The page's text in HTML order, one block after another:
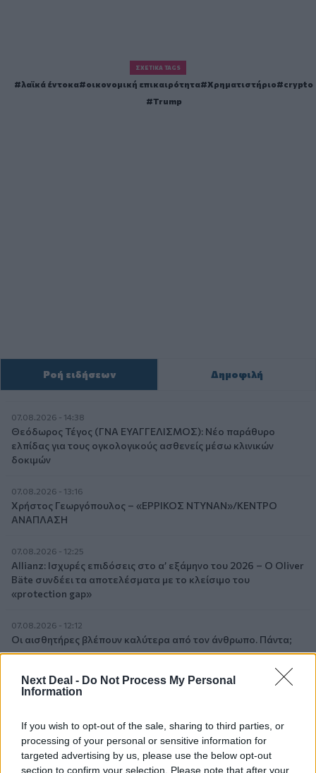
Next Deal - Do Not Process My Personal
Information
If you wish to opt-out of the sale, sharing to third parties, or
processing of your personal or sensitive information for
targeted advertising by us, please use the below opt-out
section to confirm your selection. Please note that after your
ΣΧΕΤΙΚΆ TAGS
λαϊκά έντοκα οικονομική επικαιρότητα Χρηματιστήριο
crypto
Trump
Ροή ειδήσεων Δημοφιλή
07.08.2026 - 14:38
Θεόδωρος Τέγος (ΓΝΑ ΕΥΑΓΓΕΛΙΣΜΟΣ): Νέο παράθυρο
ελπίδας για τους ογκολογικούς ασθενείς μέσω κλινικών
δοκιμών
07.08.2026 - 13:16
Χρήστος Γεωργόπουλος – «ΕΡΡΙΚΟΣ ΝΤΥΝΑΝ»/ΚΕΝΤΡΟ
ΑΝΑΠΛΑΣΗ
07.08.2026 - 12:25
Allianz: Ισχυρές επιδόσεις στο α’ εξάμηνο του 2026 – Ο Oliver
Bäte συνδέει τα αποτελέσματα με το κλείσιμο του
«protection gap»
07.08.2026 - 12:12
Οι αισθητήρες βλέπουν καλύτερα από τον άνθρωπο. Πάντα;
Generali: Αποτελέσματα Α' Εξαμήνου - Εξαιρετική ανάπτυξη
στα Λειτουργικά και Προσαρμοσμένα Καθαρά Αποτελέσματα
07.08.2026 - 10:28
Ομαδικά Ασφαλιστικά προϊόντα Επαγγελματικής